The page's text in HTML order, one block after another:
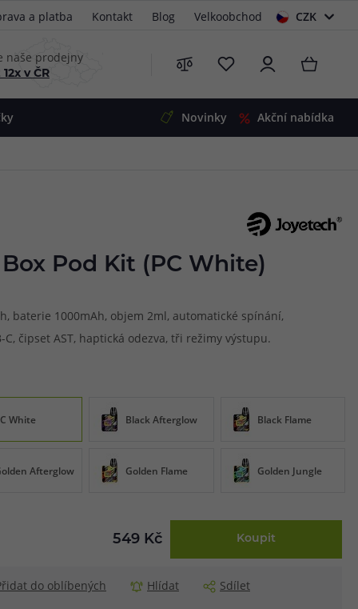
a platba Kontakt Blog Velkoobchod
CZK
naše prodejny
v ČR
Novinky Akční nabídka
Pod Kit (PC White)
baterie 1000mAh, objem 2ml, automatické spínání,
čipset AST, haptická odezva, tři režimy výstupu.
White Black Afterglow Black Flame
Afterglow Golden Flame Golden Jungle
549 Kč Koupit
do oblíbených Hlídat Sdílet